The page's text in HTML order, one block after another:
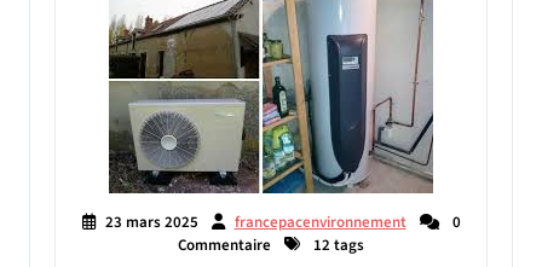
23 mars 2025 francepacenvironnement
0
Commentaire
12 tags